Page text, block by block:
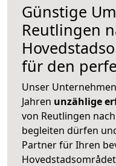
Günstige
Reutlingen
für den
Unser
Jahren unzählige
von Reutlingen
begleiten dürfen
Partner für Ihren